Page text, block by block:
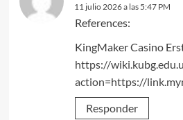
11 julio 2026 a las 5:47 PM
References:
KingMaker Casino
https://
action=https://
Responder